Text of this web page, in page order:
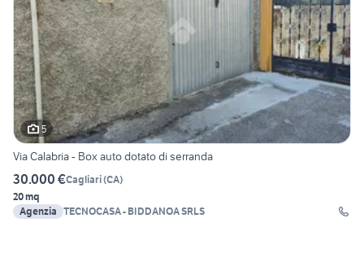
5
Via Calabria - Box auto dotato di serranda
30.000 €Cagliari(CA)
20 mq
Agenzia TECNOCASA - BIDDANOA SRLS